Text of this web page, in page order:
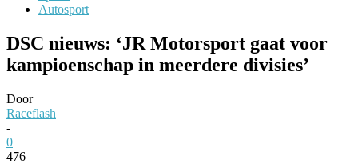
Autosport
DSC nieuws: ‘JR Motorsport gaat voor
kampioenschap in meerdere divisies’
Door
Raceflash
-
0
476